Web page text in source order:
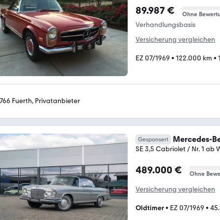
89.987 € Ohne
Verhandlungsbasis
Versicherung vergleichen
EZ 07/1969 • 122.000 km •
Fuerth, Privatanbieter
Gesponsert Mercedes-
SE 3,5 Cabriolet / Nr. 1 ab
489.000 € Ohne
Versicherung vergleichen
Oldtimer• EZ 07/1969 •